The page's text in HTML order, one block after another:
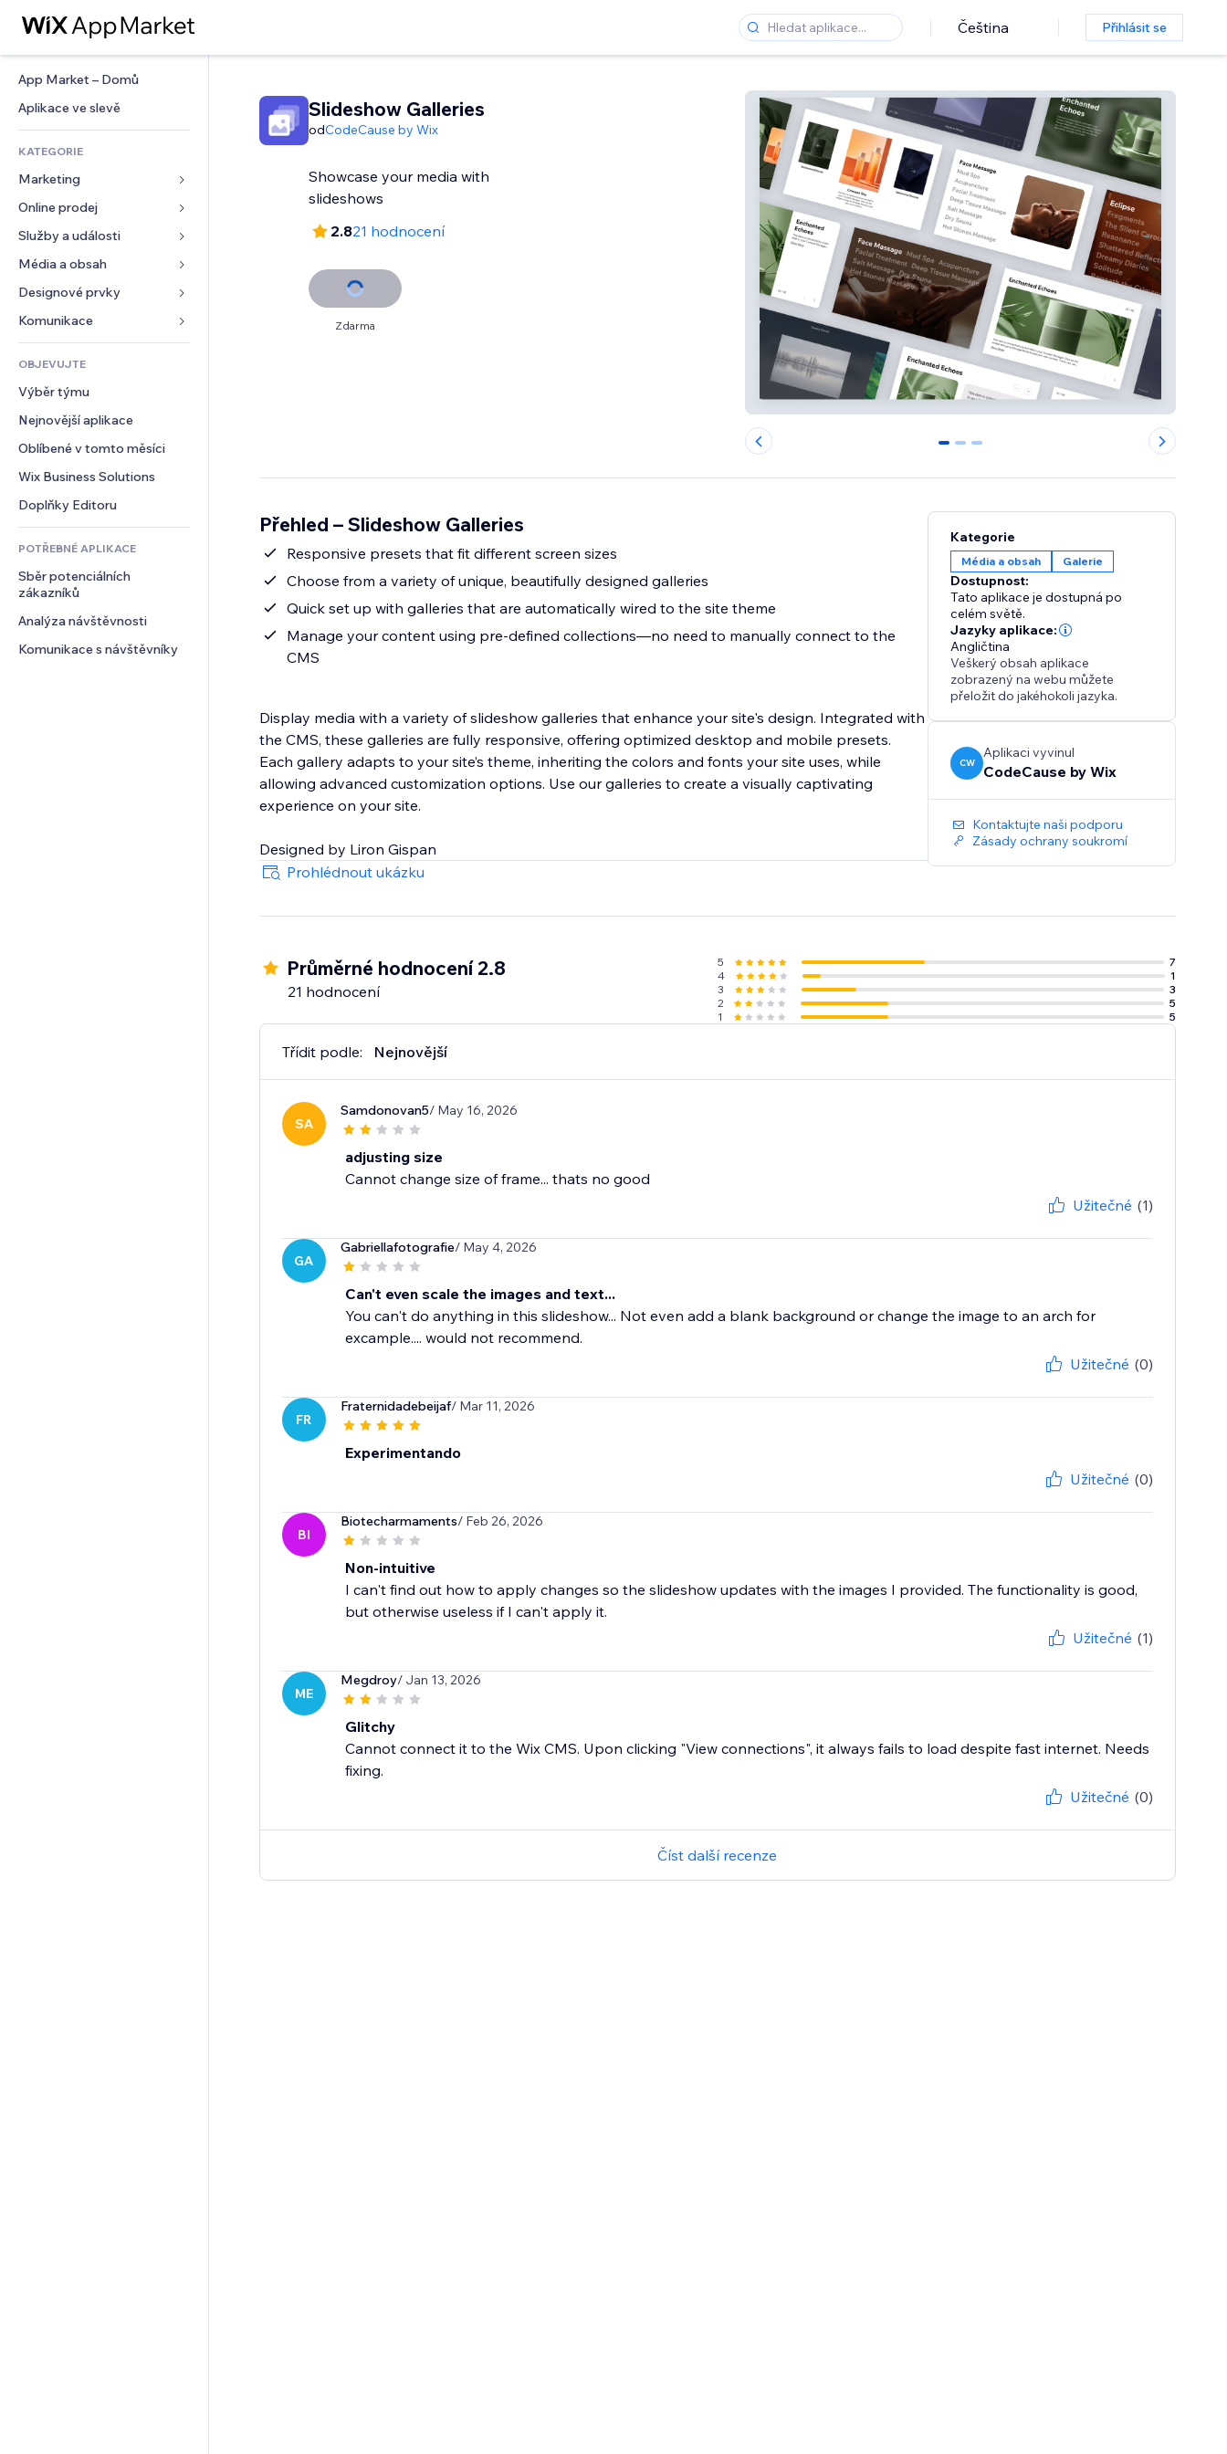
Čeština Přihlásit se
App Market – Domů
Aplikace ve slevě
KATEGORIE
Marketing
Reklamy
Mobilní zařízení
Analytika
Výpisy webu
E‑mail
Online prodej
Aplikace pro obchody
Doprava a doručení
Tlačítka pro prodej
Účetnictví
Kupóny a věrnostní programy
Skladování
Jídlo a nápoje
Služby a události
Ubytování
Události
Restaurace
Nemovitosti
Rezervace
Média a obsah
Galerie
Hudba
Podcasty
Fotografie
Video
PDF
Sdílení souborů
Novinky
Designové prvky
Mapy a navigace
Soukromí a bezpečnost
Hodiny
Šablony stránek
Efekty pro obrázky
Tlačítka a nabídky
Bannery a odznaky
Kalkulačky
Vyhledávání
Počasí
Tabulky a grafy
Formuláře
Ankety
Chat
Komentáře
Telefon
Komunita
Reference a recenze
CRM
OBJEVUJTE
Výběr týmu
Nejnovější aplikace
Oblíbené v tomto měsíci
Wix Business Solutions
Doplňky Editoru
POTŘEBNÉ APLIKACE
Sběr potenciálních
zákazníků
Analýza návštěvnosti
Komunikace s návštěvníky
Slideshow Galleries
odCodeCause by Wix
Showcase your media with
slideshows
2.821 hodnocení
Zdarma
0 1 2
Přehled – Slideshow Galleries
Responsive presets that fit different screen sizes
Choose from a variety of unique, beautifully designed galleries
Quick set up with galleries that are automatically wired to the site theme
Manage your content using pre-defined collections—no need to manually connect to the
CMS
Display media with a variety of slideshow galleries that enhance your site's design. Integrated with
the CMS, these galleries are fully responsive, offering optimized desktop and mobile presets.
Each gallery adapts to your site’s theme, inheriting the colors and fonts your site uses, while
allowing advanced customization options. Use our galleries to create a visually captivating
experience on your site.
Designed by Liron Gispan
Prohlédnout ukázku
Kategorie
Média a obsah Galerie
Dostupnost:
Tato aplikace je dostupná po
celém světě.
Jazyky aplikace:
Angličtina
Veškerý obsah aplikace
zobrazený na webu můžete
přeložit do jakéhokoli jazyka.
CW
Aplikaci vyvinul
CodeCause by Wix
Kontaktujte naši podporu
Zásady ochrany soukromí
Průměrné hodnocení 2.8
21 hodnocení
5
7
4
1
3
3
2
5
1
5
Třídit podle: Nejnovější
SA
Samdonovan5/ May 16, 2026
adjusting size
Cannot change size of frame... thats no good
Užitečné (1)
GA
Gabriellafotografie/ May 4, 2026
Can't even scale the images and text...
You can't do anything in this slideshow... Not even add a blank background or change the image to an arch for
excample.... would not recommend.
Užitečné (0)
FR
Fraternidadebeijaf/ Mar 11, 2026
Experimentando
Užitečné (0)
BI
Biotecharmaments/ Feb 26, 2026
Non-intuitive
I can't find out how to apply changes so the slideshow updates with the images I provided. The functionality is good,
but otherwise useless if I can't apply it.
Užitečné (1)
ME
Megdroy/ Jan 13, 2026
Glitchy
Cannot connect it to the Wix CMS. Upon clicking "View connections", it always fails to load despite fast internet. Needs
fixing.
Užitečné (0)
Číst další recenze